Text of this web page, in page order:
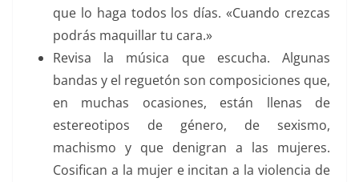
que lo haga todos los días. «Cuando crezcas
podrás maquillar tu cara.»
Revisa la música que escucha. Algunas
bandas y el reguetón son composiciones que,
en muchas ocasiones, están llenas de
estereotipos de género, de sexismo,
machismo y que denigran a las mujeres.
Cosifican a la mujer e incitan a la violencia de